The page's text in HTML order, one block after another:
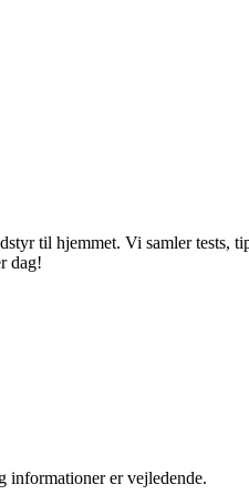
til hjemmet. Vi samler tests,
dag!
er vejledende.